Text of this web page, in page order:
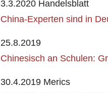
3.3.2020 Handelsblatt
China-Experten sind in
25.8.2019
Chinesisch an Schulen:
30.4.2019 Merics